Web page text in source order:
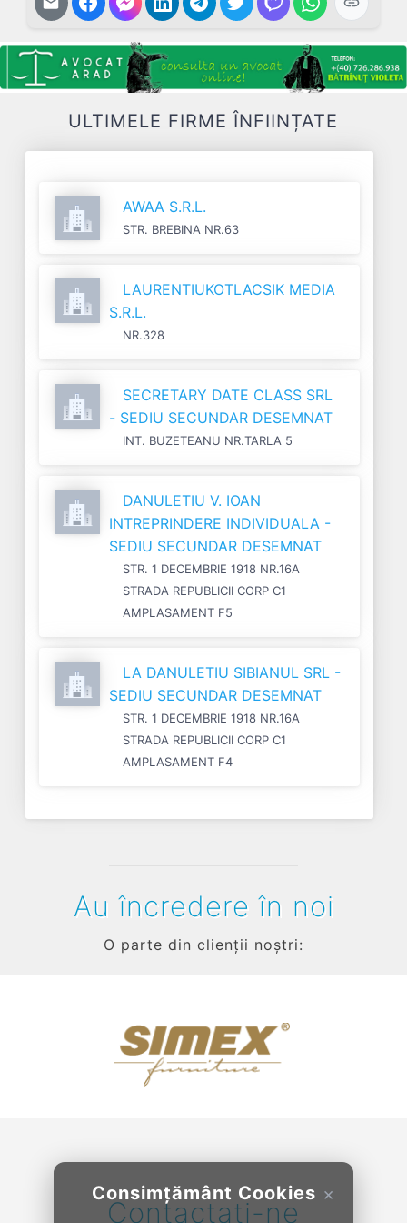
ULTIMELE FIRME ÎNFIINȚATE
AWAA S.R.L.
STR. BREBINA NR.63
LAURENTIUKOTLACSIK MEDIA
S.R.L.
NR.328
SECRETARY DATE CLASS SRL
- SEDIU SECUNDAR DESEMNAT
INT. BUZETEANU NR.TARLA 5
DANULETIU V. IOAN
INTREPRINDERE INDIVIDUALA -
SEDIU SECUNDAR DESEMNAT
STR. 1 DECEMBRIE 1918 NR.16A
STRADA REPUBLICII CORP C1
AMPLASAMENT F5
LA DANULETIU SIBIANUL SRL -
SEDIU SECUNDAR DESEMNAT
STR. 1 DECEMBRIE 1918 NR.16A
STRADA REPUBLICII CORP C1
AMPLASAMENT F4
×
Consimțământ Cookies
Au încredere în noi
O parte din clienții noștri:
Contactați-ne